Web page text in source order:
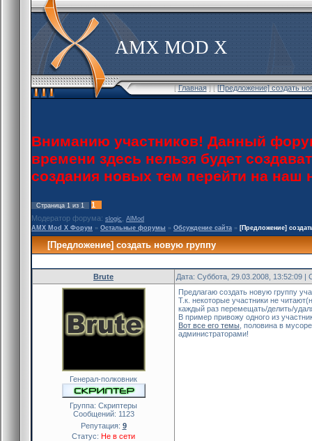
AMX MOD X
[Главная] [[Предложение] создать
Вниманию участников! Данный
времени здесь нельзя будет
создания новых тем перейти на
Страница 1 из 1
1
Модератор форума: slogic
AlMod
AMX Mod X Форум » Остальные форумы » Обсуждение сайта » [Предложение]
[Предложение] создать новую группу
Brute Дата: Суббота, 29.03.2008, 13:52:09
Генерал-полковник
Группа: Скриптеры
Сообщений: 1123
Репутация: 9
Статус: Не в сети
Предлагаю создать новую группу
Т.к. некоторые участники не
каждый раз перемещать/делить/
В пример привожу одного из
Вот все его темы , половина в
администраторами!